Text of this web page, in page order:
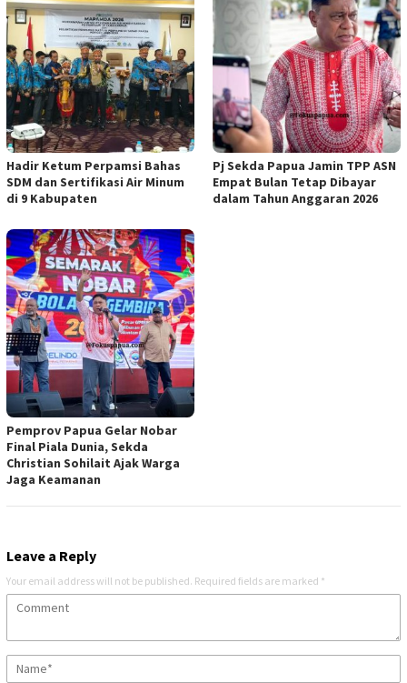
Hadir Ketum Perpamsi Bahas
SDM dan Sertifikasi Air Minum
di 9 Kabupaten
Pj Sekda Papua Jamin TPP ASN
Empat Bulan Tetap Dibayar
dalam Tahun Anggaran 2026
Pemprov Papua Gelar Nobar
Final Piala Dunia, Sekda
Christian Sohilait Ajak Warga
Jaga Keamanan
Leave a Reply
Your email address will not be published. Required fields are marked *